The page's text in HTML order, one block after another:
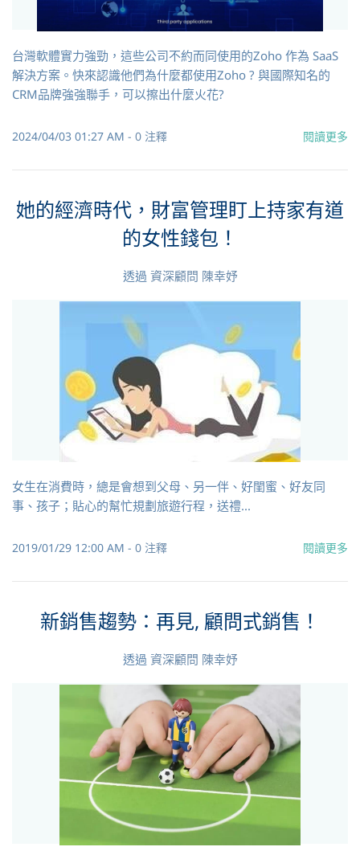
台灣軟體實力強勁，這些公司不約而同使用的Zoho 作為 SaaS
解決方案。快來認識他們為什麼都使用Zoho ? 與國際知名的
CRM品牌強強聯手，可以擦出什麼火花?
2024/04/03 01:27 AM - 0 注釋 閱讀更多
她的經濟時代，財富管理盯上持家有道
的女性錢包！
透過 資深顧問 陳幸妤
女生在消費時，總是會想到父母、另一伴、好閨蜜、好友同
事、孩子；貼心的幫忙規劃旅遊行程，送禮...
2019/01/29 12:00 AM - 0 注釋 閱讀更多
新銷售趨勢：再見, 顧問式銷售！
透過 資深顧問 陳幸妤